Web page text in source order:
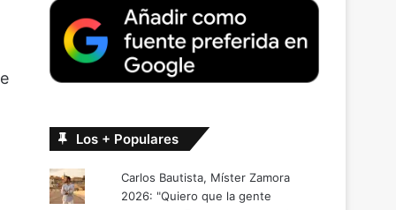
Los + Populares
Carlos Bautista, Míster Zamora
2026: "Quiero que la gente